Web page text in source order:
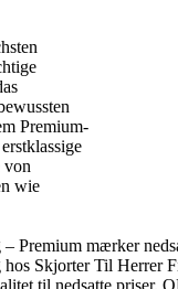
Premium-
von
wie
Premium mærker
Skjorter Til Herrer
til nedsatte priser.